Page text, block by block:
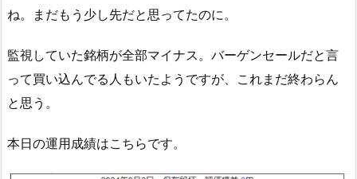
ね。まだもう少し先だと思ってたのに。
監視していた銘柄が全部マイナス。バーゲンセールだと言
って買い込んでる人もいたようですが、これまだ終わらん
と思う。
本日の運用成績はこちらです。